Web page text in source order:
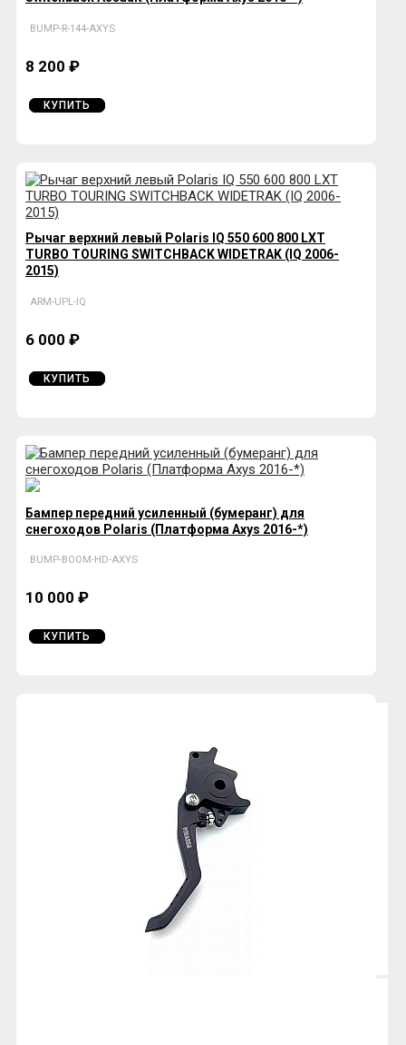
BUMP-R-144-AXYS
8 200 ₽
КУПИТЬ
Рычаг верхний левый Polaris IQ 550 600 800 LXT
TURBO TOURING SWITCHBACK WIDETRAK (IQ 2006-
2015)
ARM-UPL-IQ
6 000 ₽
КУПИТЬ
Бампер передний усиленный (бумеранг) для
снегоходов Polaris (Платформа Axys 2016-*)
BUMP-BOOM-HD-AXYS
10 000 ₽
КУПИТЬ